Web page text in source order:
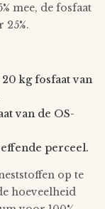
mee, de fosfaat
kg fosfaat van
van de OS-
perceel.
op te
hoeveelheid